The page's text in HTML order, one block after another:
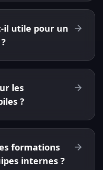
il utile pour un
les
?
formations
internes ?